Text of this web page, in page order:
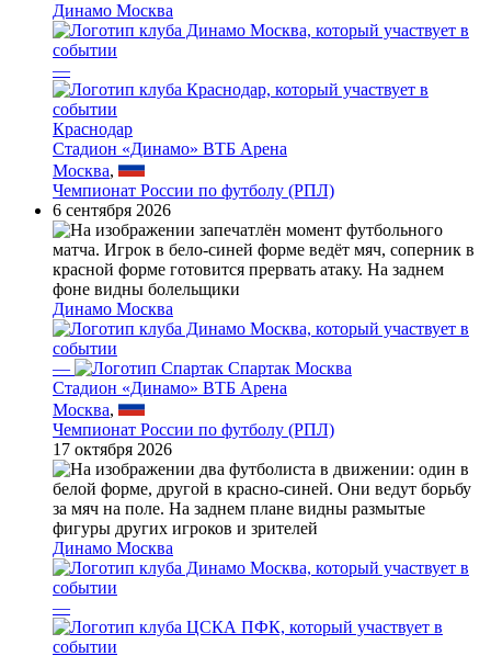
Динамо Москва
—
Краснодар
Стадион «Динамо» ВТБ Арена
Москва,
Чемпионат России по футболу (РПЛ)
6 сентября 2026
Динамо Москва
—
Спартак Москва
Стадион «Динамо» ВТБ Арена
Москва,
Чемпионат России по футболу (РПЛ)
17 октября 2026
Динамо Москва
—